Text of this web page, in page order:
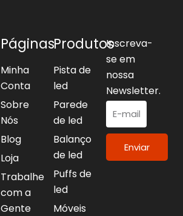
Páginas
Minha
Conta
Sobre
Nós
Blog
Loja
Trabalhe
com a
Gente
Produtos
Pista de
led
Parede
de led
Balanço
de led
Puffs de
led
Móveis
Inscreva-
se em
nossa
Newsletter.
Enviar